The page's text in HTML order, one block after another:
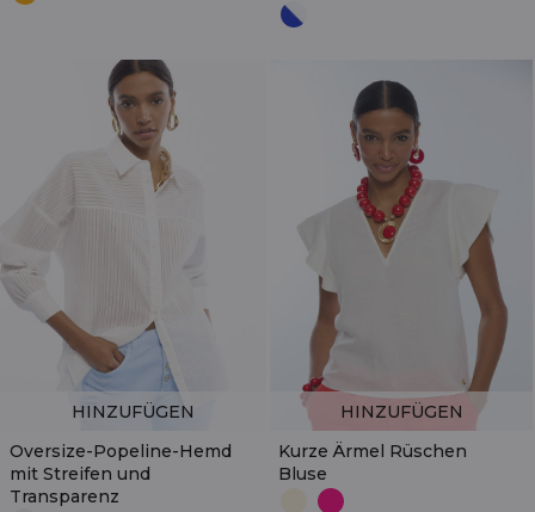
Oversize-Popeline-Hemd
mit Streifen und
Transparenz
HINZUFÜGEN
Kurze Ärmel Rüschen
Bluse
HINZUFÜGEN